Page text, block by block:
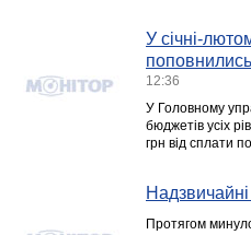
У січні-
12:36
У Головному
бюджетів усіх
грн від сплати
Протягом